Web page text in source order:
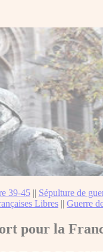
39-45|| Sépulture de
Libres || Guerre
pour la